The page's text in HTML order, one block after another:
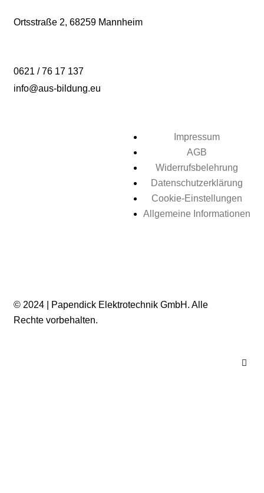
Ortsstraße 2, 68259 Mannheim
0621 / 76 17 137
info@aus-bildung.eu
Impressum
AGB
Widerrufsbelehrung
Datenschutzerklärung
Cookie-Einstellungen
Allgemeine Informationen
© 2024 | Papendick Elektrotechnik GmbH. Alle
Rechte vorbehalten.